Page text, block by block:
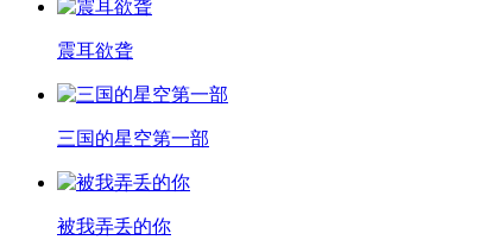
震耳欲聋
三国的星空第一部
被我弄丢的你